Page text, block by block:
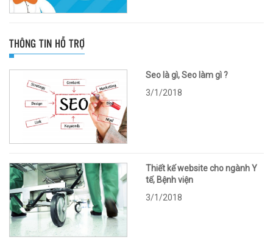
THÔNG TIN HỖ TRỢ
Seo là gì, Seo làm gì ?
3/1/2018
Thiết kế website cho ngành Y
tế, Bệnh viện
3/1/2018